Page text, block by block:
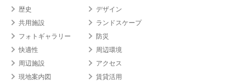
歴史
デザイン
共用施設
ランドスケープ
フォトギャラリー
防災
快適性
周辺環境
周辺施設
アクセス
現地案内図
賃貸活用